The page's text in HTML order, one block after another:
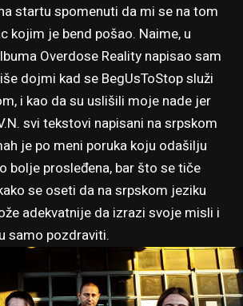
startu spomenuti da mi se na tom
kojim je bend pošao. Naime, u
Overdose Reality napisao sam
dojmi kad se BegUsToStop služi
i kao da su uslišili moje nade jer
svi tekstovi napisani na srpskom
je po meni poruka koju odašilju
bolje prosleđena, bar što se tiče
se oseti da na srpskom jeziku
adekvatnije da izrazi svoje misli i
samo pozdraviti.